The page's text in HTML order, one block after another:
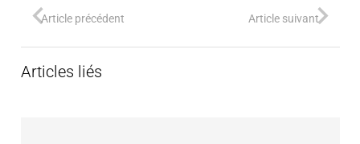
Article précédent Article suivant
Articles liés